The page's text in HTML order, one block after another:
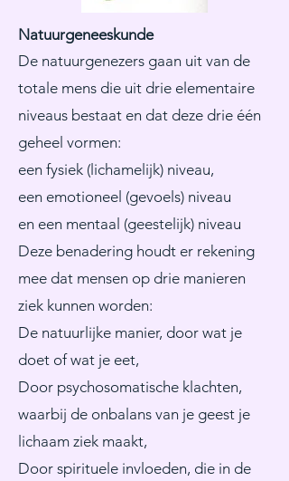
Natuurgeneeskunde
De natuurgenezers gaan uit van de
totale mens die uit drie elementaire
niveaus bestaat en dat deze drie één
geheel vormen:
een fysiek (lichamelijk) niveau,
een emotioneel (gevoels) niveau
en een mentaal (geestelijk) niveau
Deze benadering houdt er rekening
mee dat mensen op drie manieren
ziek kunnen worden:
De natuurlijke manier, door wat je
doet of wat je eet,
Door psychosomatische klachten,
waarbij de onbalans van je geest je
lichaam ziek maakt,
Door spirituele invloeden, die in de